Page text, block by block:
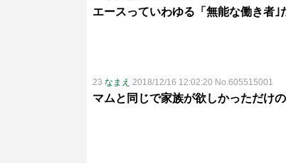
エースっていわゆる「無能な働き者｣
23 なまえ 2018/12/16 12:02:20 No.605515001
マムと同じで家族が欲しかっただけ